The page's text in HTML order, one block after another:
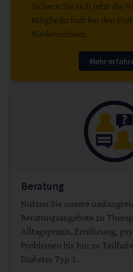
Sichern Sie sich jetzt die
Mitgliedschaft bei den
Niedersachsen.
Mehr
Beratung
Nutzen Sie unsere
Beratungsangebote zu
Alltagspraxis, Ernährung,
Problemen bis hin zu
Diabetes Typ 1.